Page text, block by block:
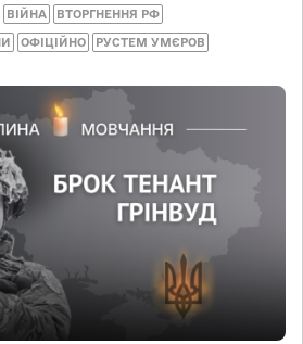
ВІЙНА ВТОРГНЕННЯ РФ
ОФІЦІЙНО РУСТЕМ УМЄРОВ